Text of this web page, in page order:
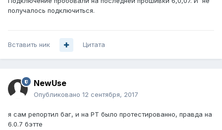
получалось подключиться.
Вставить ник Цитата
NewUse
Опубликовано 12 сентября, 2017
я сам репортил баг, и на РТ было протестированно, правда на
6.0.7 бэтте